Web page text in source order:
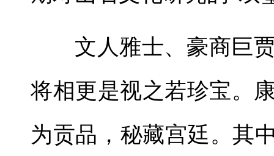
文人雅士、豪商巨
将相更是视之若珍宝。
为贡品，秘藏宫廷。其